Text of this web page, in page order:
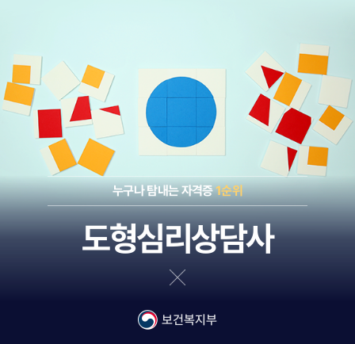
누구나 탐내는 자격증1순위
도형심리상담사
보건복지부